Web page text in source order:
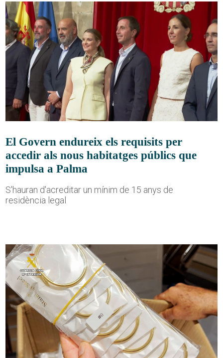
El Govern endureix els requisits per
accedir als nous habitatges públics que
impulsa a Palma
S'hauran d'acreditar un mínim de 15 anys de
residència legal